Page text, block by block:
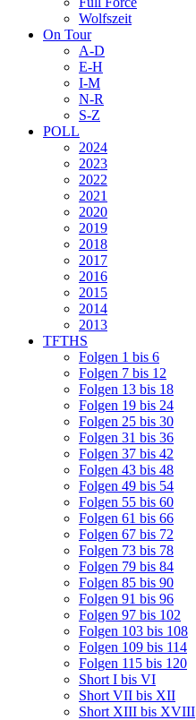
Wolfszeit
On Tour
A-D
E-H
I-M
N-R
S-Z
POLL
2024
2023
2022
2021
2020
2019
2018
2017
2016
2015
2014
2013
TFTHS
Folgen 1 bis 6
Folgen 7 bis 12
Folgen 13 bis 18
Folgen 19 bis 24
Folgen 25 bis 30
Folgen 31 bis 36
Folgen 37 bis 42
Folgen 43 bis 48
Folgen 49 bis 54
Folgen 55 bis 60
Folgen 61 bis 66
Folgen 67 bis 72
Folgen 73 bis 78
Folgen 79 bis 84
Folgen 85 bis 90
Folgen 91 bis 96
Folgen 97 bis 102
Folgen 103 bis 108
Folgen 109 bis 114
Folgen 115 bis 120
Short I bis VI
Short VII bis XII
Short XIII bis XVIII